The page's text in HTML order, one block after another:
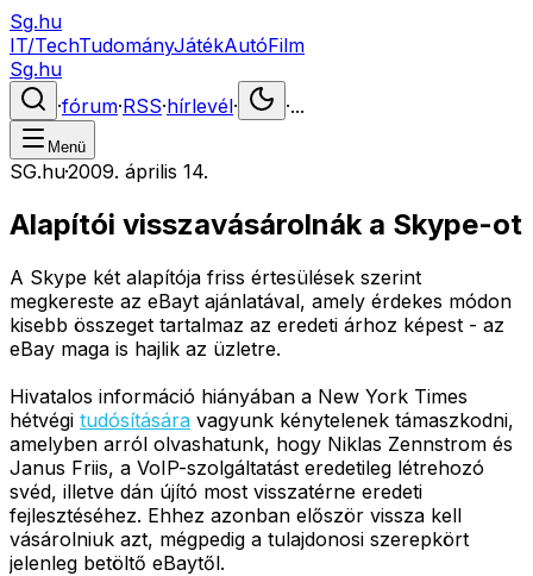
Sg.hu
IT/TechTudományJátékAutóFilm
Sg.hu
·fórum·RSS·hírlevél· ·...
Menü
SG.hu·2009. április 14.
Alapítói visszavásárolnák a Skype-ot
A Skype két alapítója friss értesülések szerint
megkereste az eBayt ajánlatával, amely érdekes módon
kisebb összeget tartalmaz az eredeti árhoz képest - az
eBay maga is hajlik az üzletre.
Hivatalos információ hiányában a New York Times
hétvégi tudósítására vagyunk kénytelenek támaszkodni,
amelyben arról olvashatunk, hogy Niklas Zennstrom és
Janus Friis, a VoIP-szolgáltatást eredetileg létrehozó
svéd, illetve dán újító most visszatérne eredeti
fejlesztéséhez. Ehhez azonban először vissza kell
vásárolniuk azt, mégpedig a tulajdonosi szerepkört
jelenleg betöltő eBaytől.